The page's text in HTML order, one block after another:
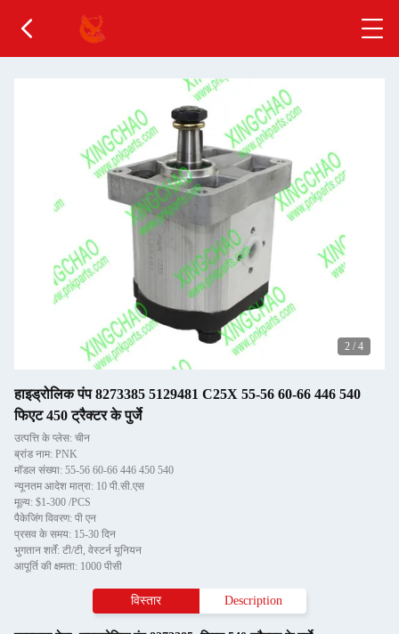
2 / 4
हाइड्रोलिक पंप 8273385 5129481 C25X 55-56 60-66 446 540
फिएट 450 ट्रैक्टर के पुर्जे
उत्पत्ति के प्लेस: चीन
ब्रांड नाम: PNK
मॉडल संख्या: 55-56 60-66 446 450 540
न्यूनतम आदेश मात्रा: 10 पी.सी.एस
मूल्य: $1-300 /PCS
पैकेजिंग विवरण: पी एन
प्रसव के समय: 15-30 दिन
भुगतान शर्तें: टी/टी, वेस्टर्न यूनियन
आपूर्ति की क्षमता: 1000 पीसी
विस्तार Description